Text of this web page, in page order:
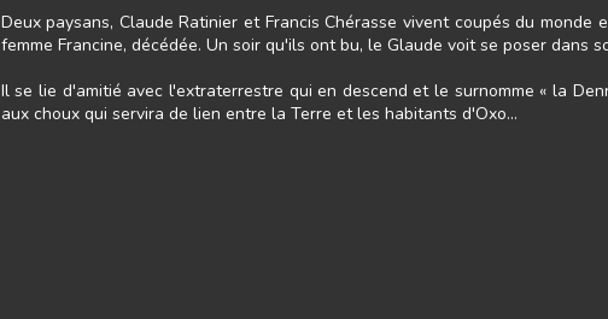
Deux paysans, Claude Ratinier et Francis Chérasse vivent coupés du monde
femme Francine, décédée. Un soir qu'ils ont bu, le Glaude voit se poser dans
Il se lie d'amitié avec l'extraterrestre qui en descend et le surnomme « la
aux choux qui servira de lien entre la Terre et les habitants d'Oxo...